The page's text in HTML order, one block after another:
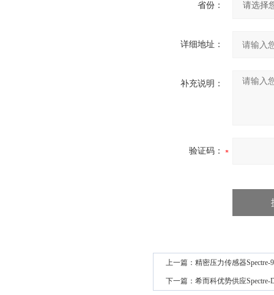
省份：
详细地址：
补充说明：
验证码：
上一篇： 精密压力传感器Spectre-
下一篇： 希而科优势供应